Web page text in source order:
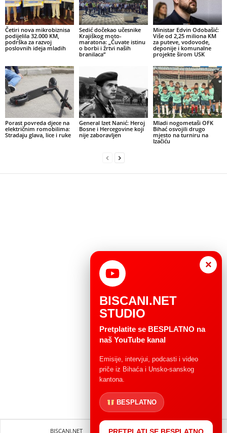
Četiri nova mikrobiznisa
podijelila 32.000 KM,
podrška za razvoj
poslovnih ideja mladih
Sedić dočekao učesnike
Krajiškog moto-
maratona: „Čuvate istinu
o borbi i žrtvi naših
branilaca“
Ministar Edvin Odobašić:
Više od 2,25 miliona KM
za puteve, vodovode,
deponije i komunalne
projekte širom USK
Porast povreda djece na
električnim romobilima:
Stradaju glava, lice i ruke
General Izet Nanić: Heroj
Bosne i Hercegovine koji
nije zaboravljen
Mladi nogometaši OFK
Bihać osvojili drugo
mjesto na turniru na
Izačiću
BISCANI.NET Impressum Uvjeti korištenja
×
BISCANI.NET
STUDIO
Pretplatite se BESPLATNO na
naš YouTube kanal
Emisije, intervjui, podcasti i video
priče iz Bihaća i Unsko-sanskog
kantona.
BESPLATNO